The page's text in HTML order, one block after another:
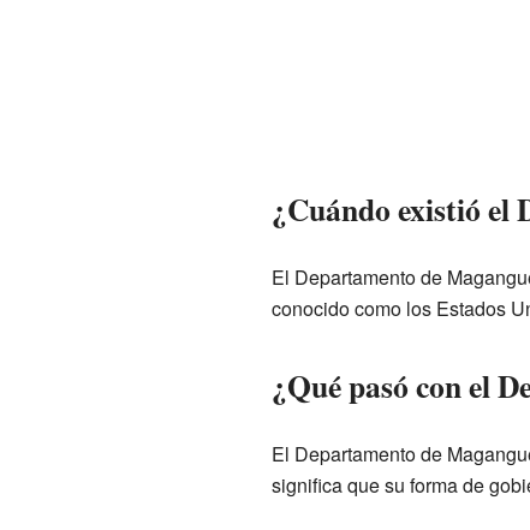
¿Cuándo existió el
El Departamento de
conocido como los Estados
¿Qué pasó con el
El Departamento de
significa que su forma de